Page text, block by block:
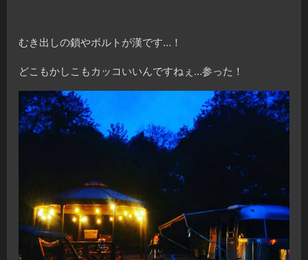
むき出しの鎖やボルトが漢です…！
どこもかしこもカッコいいんですねぇ…参った！